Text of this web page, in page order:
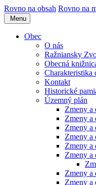
Rovno na obsah Rovno na
Menu
Obec
O nás
Ražniansky
Obecná
Charakteristika
Kontakt
Historické
Územný plán
Zmeny a
Zmeny a
Zmeny a
Zmeny a
Zmeny a
Zmeny a
Zmeny a
Zmeny a